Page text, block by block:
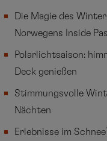
Die Magie des
Norwegens Inside
Polarlichtsaison:
Deck genießen
Stimmungsvolle
Nächten
Erlebnisse im Schnee1